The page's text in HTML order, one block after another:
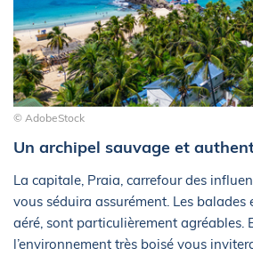
© AdobeStock
Un archipel sauvage et
La capitale, Praia, carrefour des
vous séduira assurément. Les balades
aéré, sont particulièrement agréables.
l’environnement très boisé vous